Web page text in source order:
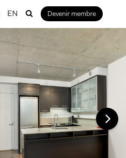
EN Devenir membre